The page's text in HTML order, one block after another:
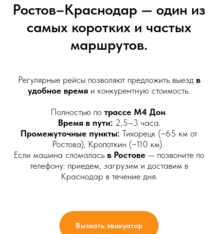
Ростов–Краснодар — один из
самых коротких и частых
маршрутов.
Регулярные рейсы позволяют предложить выезд в
удобное время и конкурентную стоимость.
Полностью по трассе М4 Дон
Время в пути: 2,5–3 часа.
Промежуточные пункты: Тихорецк (~65 км от
Ростова), Кропоткин (~110 км).
Если машина сломалась в Ростове — позвоните по
телефону: приедем, загрузим и доставим в
Краснодар в течение дня.
Вызвать эвакуатор